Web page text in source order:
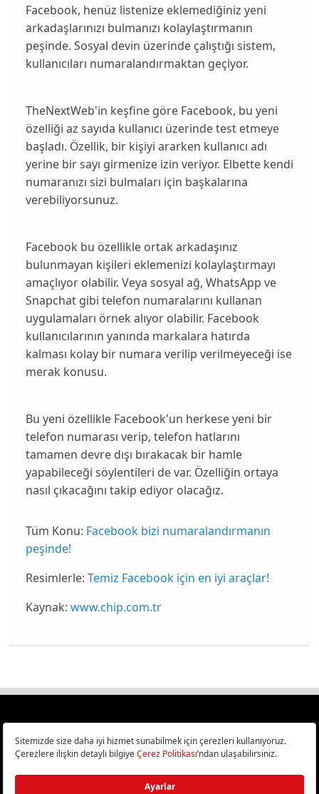
Facebook, henüz listenize eklemediğiniz yeni
arkadaşlarınızı bulmanızı kolaylaştırmanın
peşinde. Sosyal devin üzerinde çalıştığı sistem,
kullanıcıları numaralandırmaktan geçiyor.
TheNextWeb'in keşfine göre Facebook, bu yeni
özelliği az sayıda kullanıcı üzerinde test etmeye
başladı. Özellik, bir kişiyi ararken kullanıcı adı
yerine birsayı girmenize izin veriyor. Elbette kendi
numaranızı sizi bulmaları için başkalarına
verebiliyorsunuz.
Facebook bu özellikle ortak arkadaşınız
bulunmayan kişileri eklemenizi kolaylaştırmayı
amaçlıyor olabilir. Veya sosyal ağ, WhatsApp ve
Snapchatgibi telefon numaralarını kullanan
uygulamaları örnek alıyor olabilir. Facebook
kullanıcılarının yanında markalara hatırda
kalması kolay bir numara verilip verilmeyeceği ise
merak konusu.
Bu yeni özellikle Facebook'un herkese yeni bir
telefon numarası verip, telefon hatlarını
tamamen devre dışı bırakacak bir hamle
yapabileceği söylentileri de var. Özelliğin ortaya
nasıl çıkacağını takip ediyor olacağız.
Tüm Konu: Facebook bizi numaralandırmanın
peşinde!
Resimlerle: Temiz Facebook için en iyi araçlar!
Kaynak: www.chip.com.tr
Türkiye
Bilişim ve Teknoloji Haberleri CHIP Online’da!